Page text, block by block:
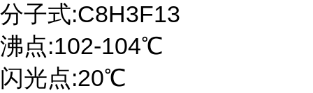
分子式:C8H3F13
沸点:102-104℃
闪光点:20℃